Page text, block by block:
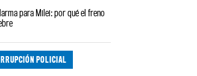
para Milei: por qué el freno
POLICIAL